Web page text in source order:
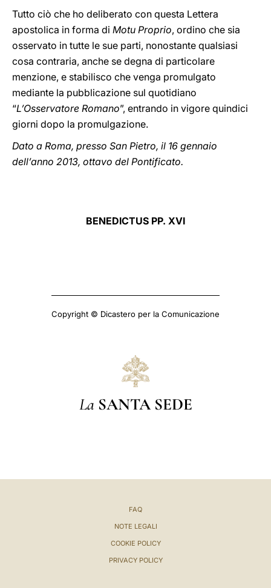
Tutto ciò che ho deliberato con questa Lettera
apostolica in forma di Motu Proprio, ordino che sia
osservato in tutte le sue parti, nonostante qualsiasi
cosa contraria, anche se degna di particolare
menzione, e stabilisco che venga promulgato
mediante la pubblicazione sul quotidiano
“L’Osservatore Romano”, entrando in vigore quindici
giorni dopo la promulgazione.
Dato a Roma, presso San Pietro, il 16 gennaio
dell’anno 2013, ottavo del Pontificato.
BENEDICTUS PP. XVI
Copyright © Dicastero per la Comunicazione
La SANTA SEDE
FAQ
NOTE LEGALI
COOKIE POLICY
PRIVACY POLICY